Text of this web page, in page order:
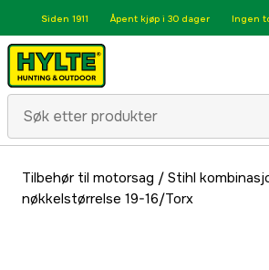
Siden 1911 Åpent kjøp i 30 dager Ingen
Tilbehør til motorsag / Stihl
nøkkelstørrelse 19-16/Torx